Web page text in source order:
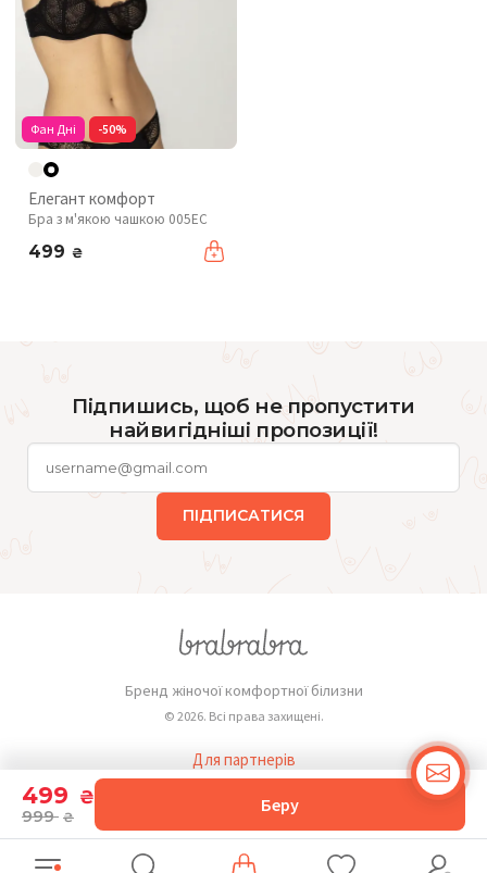
499 ₴
999 ₴
Беру
Фан Дні -50%
Елегант комфорт
Бра з м'якою чашкою 005EC
499 ₴
Підпишись, щоб не пропустити
найвигідніші пропозиції!
ПІДПИСАТИСЯ
Бренд жіночої комфортної білизни
© 2026. Всі права захищені.
Для партнерів